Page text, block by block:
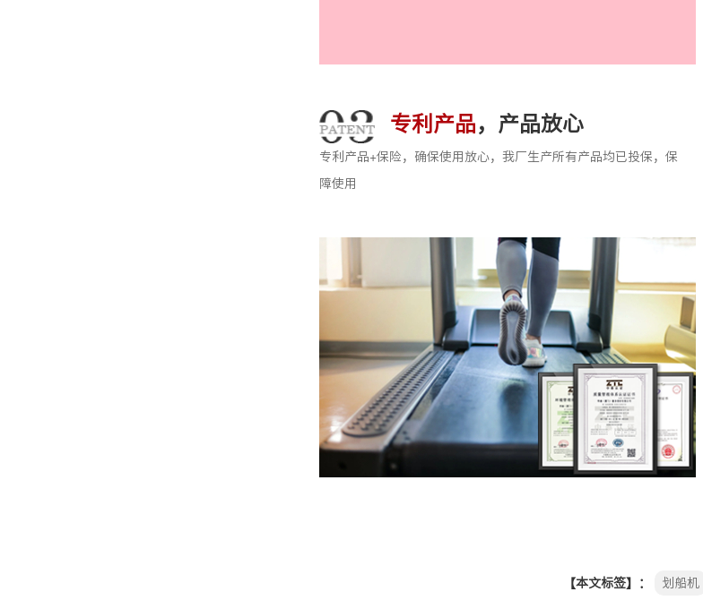
专利产品 ，产品放心
专利产品+保险，确保使用放心，我厂生产所有产品均已投保，保
障使用
【本文标签】： 划船机